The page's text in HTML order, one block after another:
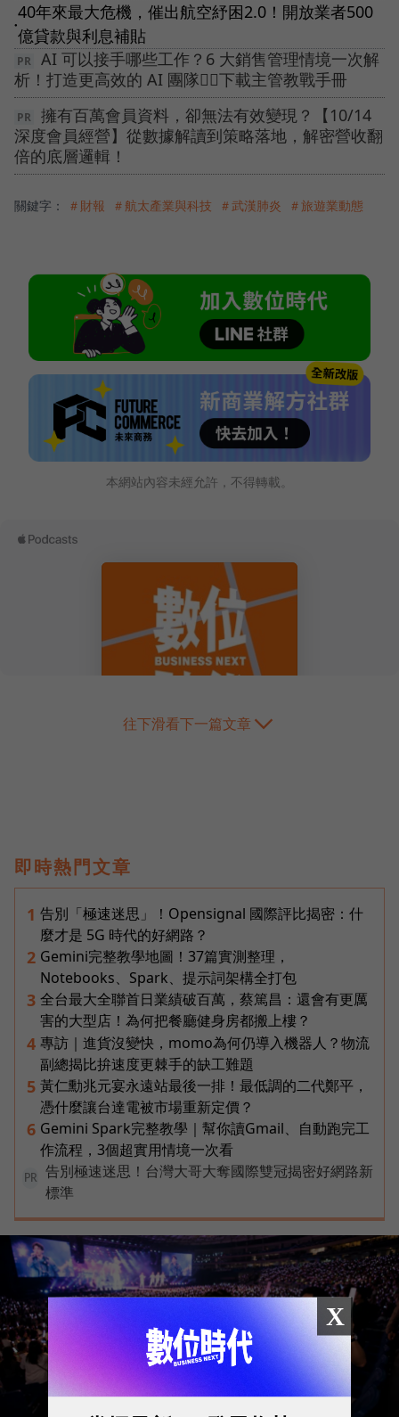
●
40年來最大危機，催出航空紓困2.0！開放業者500
億貸款與利息補貼
AI 可以接手哪些工作？6 大銷售管理情境一次解
析！打造更高效的 AI 團隊👉🏻下載主管教戰手冊
擁有百萬會員資料，卻無法有效變現？【10/14
深度會員經營】從數據解讀到策略落地，解密營收翻
倍的底層邏輯！
關鍵字： ＃財報 ＃航太產業與科技 ＃武漢肺炎 ＃旅遊業動態
本網站內容未經允許，不得轉載。
往下滑看下一篇文章
即時熱門文章
1 告別「極速迷思」！Opensignal 國際評比揭密：什
麼才是 5G 時代的好網路？
2 Gemini完整教學地圖！37篇實測整理，
Notebooks、Spark、提示詞架構全打包
3 全台最大全聯首日業績破百萬，蔡篤昌：還會有更厲
害的大型店！為何把餐廳健身房都搬上樓？
4 專訪｜進貨沒變快，momo為何仍導入機器人？物流
副總揭比拚速度更棘手的缺工難題
5 黃仁勳兆元宴永遠站最後一排！最低調的二代鄭平，
憑什麼讓台達電被市場重新定價？
6 Gemini Spark完整教學｜幫你讀Gmail、自動跑完工
作流程，3個超實用情境一次看
PR
告別極速迷思！台灣大哥大奪國際雙冠揭密好網路新
標準
X